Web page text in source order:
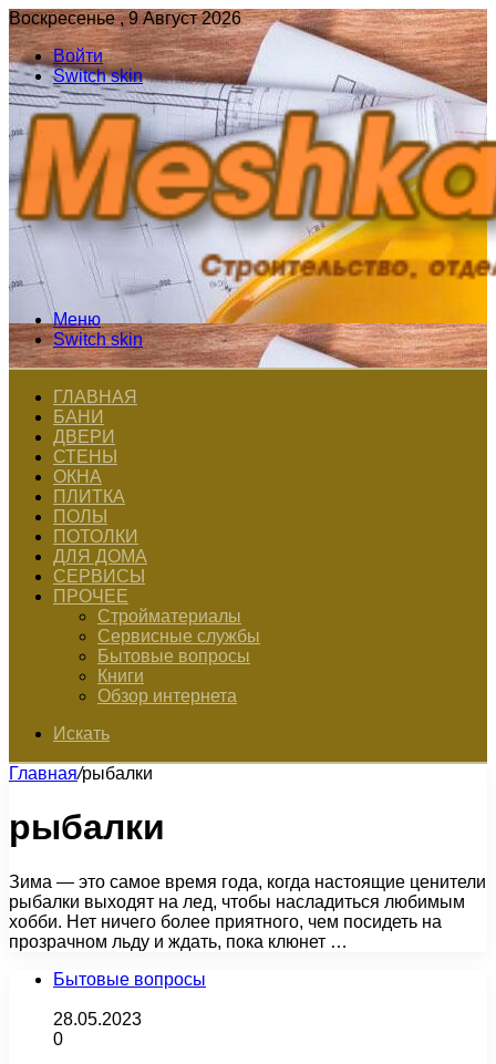
Воскресенье , 9 Август 2026
Войти
Switch skin
Меню
Switch skin
ГЛАВНАЯ
БАНИ
ДВЕРИ
СТЕНЫ
ОКНА
ПЛИТКА
ПОЛЫ
ПОТОЛКИ
ДЛЯ ДОМА
СЕРВИСЫ
ПРОЧЕЕ
Стройматериалы
Сервисные службы
Бытовые вопросы
Книги
Обзор интернета
Искать
Главная/рыбалки
рыбалки
Зима — это самое время года, когда настоящие ценители
рыбалки выходят на лед, чтобы насладиться любимым
хобби. Нет ничего более приятного, чем посидеть на
прозрачном льду и ждать, пока клюнет …
Бытовые вопросы
28.05.2023
0